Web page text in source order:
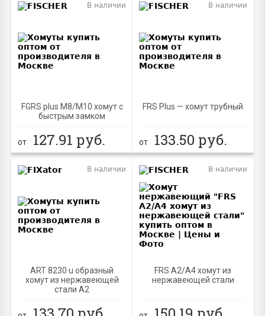
FGRS plus M8/M10 хомут с
быстрым замком
В наличии
от 127.91 руб.
FRS Plus — хомут трубный
В наличии
от 133.50 руб.
ART 8230 u образный
хомут из нержавеющей
стали А2
В наличии
FRS A2/A4 хомут из
нержавеющей стали
В наличии